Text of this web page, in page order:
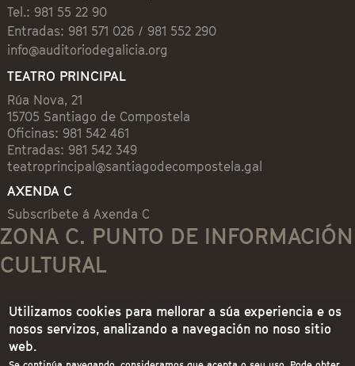
Tel.: 981 55 22 90
Entradas: 981 571 026 / 981 552 290
info@auditoriodegalicia.org
TEATRO PRINCIPAL
Rúa Nova, 21
15705 Santiago de Compostela
Oficinas: 981 542 461
Entradas: 981 542 349
teatroprincipal@santiagodecompostela.gal
AXENDA C
Subscríbete á Axenda C
ZONA C. PUNTO DE INFORMACIÓN
CULTURAL
15704 Santiago de Compostela
Utilizamos cookies para mellorar a súa experiencia e os
nosos servizos, analizando a navegación no noso sitio
web.